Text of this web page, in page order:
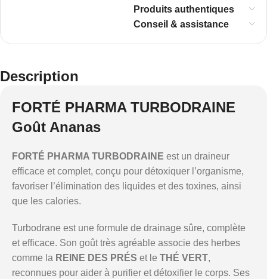
Produits authentiques
Conseil & assistance
Description
FORTÉ PHARMA TURBODRAINE
Goût Ananas
FORTÉ PHARMA TURBODRAINE est un draineur
efficace et complet, conçu pour détoxiquer l’organisme,
favoriser l’élimination des liquides et des toxines, ainsi
que les calories.
Turbodrane est une formule de drainage sûre, complète
et efficace. Son goût très agréable associe des herbes
comme la REINE DES PRÉS et le THÉ VERT,
reconnues pour aider à purifier et détoxifier le corps. Ses